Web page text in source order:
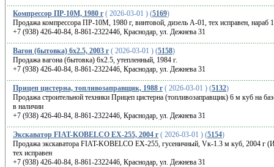
Компрессор ПР-10М, 1980 г( 2026-03-01 ) (5169)
Продажа компрессора ПР-10М, 1980 г, винтовой, дизель А-01, тех исправен, нараб
+7 (938) 426-40-84, 8-861-2322446, Краснодар, ул. Дежнева 31
Вагон (бытовка) 6х2.5, 2003 г( 2026-03-01 ) (5158)
Продажа вагона (бытовка) 6х2.5, утепленный, 1984 г.
+7 (938) 426-40-84, 8-861-2322446, Краснодар, ул. Дежнева 31
Прицеп цистерна, топливозаправщик, 1988 г( 2026-03-01 ) (5132)
Продажа строительной техники Прицеп цистерна (топливозаправщик) 6 м куб на
в наличии
+7 (938) 426-40-84, 8-861-2322446, Краснодар, ул. Дежнева 31
Экскаватор FIAT-KOBELCO EX-255, 2004 г( 2026-03-01 ) (5154)
Продажа экскаватора FIAT-KOBELCO EX-255, гусеничный, Vк-1.3 м куб, 2004 г
тех исправен
+7 (938) 426-40-84, 8-861-2322446, Краснодар, ул. Дежнева 31